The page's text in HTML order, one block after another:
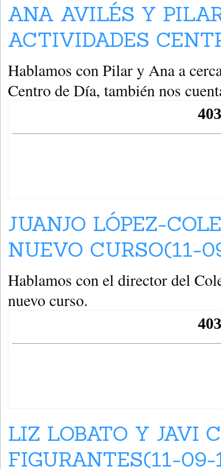
ANA AVILÉS Y
ACTIVIDADES
Hablamos con Pilar y Ana a
Centro de Día, también nos
JUANJO LÓPEZ-
NUEVO CURSO(11-
Hablamos con el director del
nuevo curso.
LIZ LOBATO Y JAVI
FIGURANTES(11-